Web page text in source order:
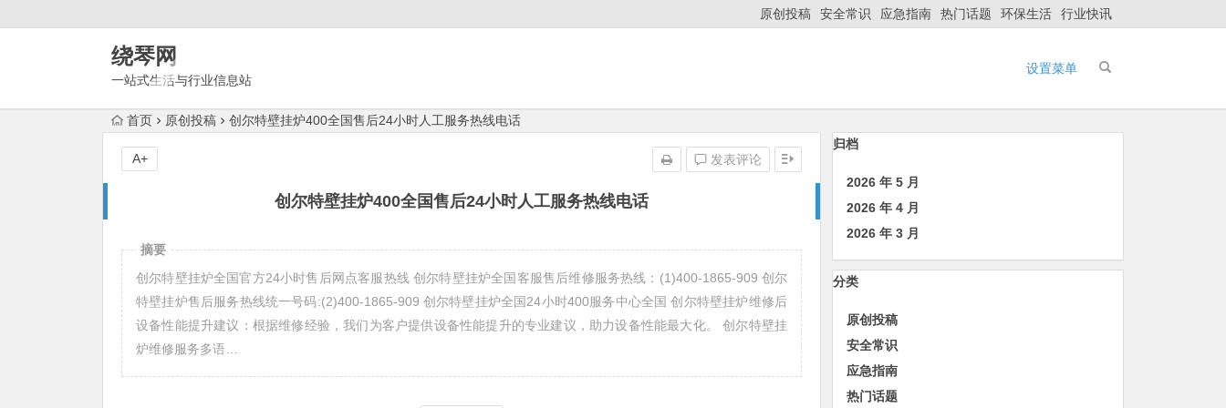
原创投稿 安全常识 应急指南 热门话题 环保生活 行业快讯
绕琴网
一站式生活与行业信息站
设置菜单
首页 原创投稿 创尔特壁挂炉400全国售后24小时人工服务热线电话
创尔特壁挂炉400全国售后24小时人工服务热线电话
发表评论
A+
摘要
创尔特壁挂炉全国官方24小时售后网点客服热线 创尔特壁挂炉全国客服售后维修服务热线：(1)400-1865-909 创尔
特壁挂炉售后服务热线统一号码:(2)400-1865-909 创尔特壁挂炉全国24小时400服务中心全国 创尔特壁挂炉维修后
设备性能提升建议：根据维修经验，我们为客户提供设备性能提升的专业建议，助力设备性能最大化。 创尔特壁挂
炉维修服务多语…
归档
2026 年 5 月
2026 年 4 月
2026 年 3 月
分类
原创投稿
安全常识
应急指南
热门话题